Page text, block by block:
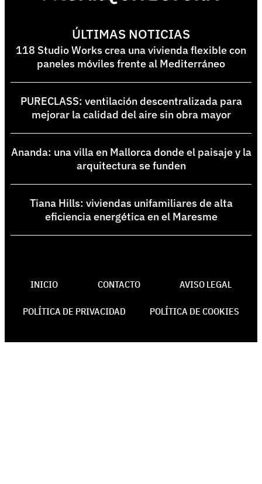
ÚLTIMAS NOTICIAS
118 Studio Works crea una vivienda flexible con
paneles móviles frente al Mediterráneo
PURECLASS: ventilación descentralizada para
mejorar la calidad del aire sin obra mayor
Ananda: una villa en Mallorca donde el paisaje y la
arquitectura se funden
Tiana Hills: viviendas unifamiliares de alta
eficiencia energética en el Maresme
INICIO CONTACTO AVISO LEGAL
POLÍTICA DE PRIVACIDAD POLÍTICA DE COOKIES